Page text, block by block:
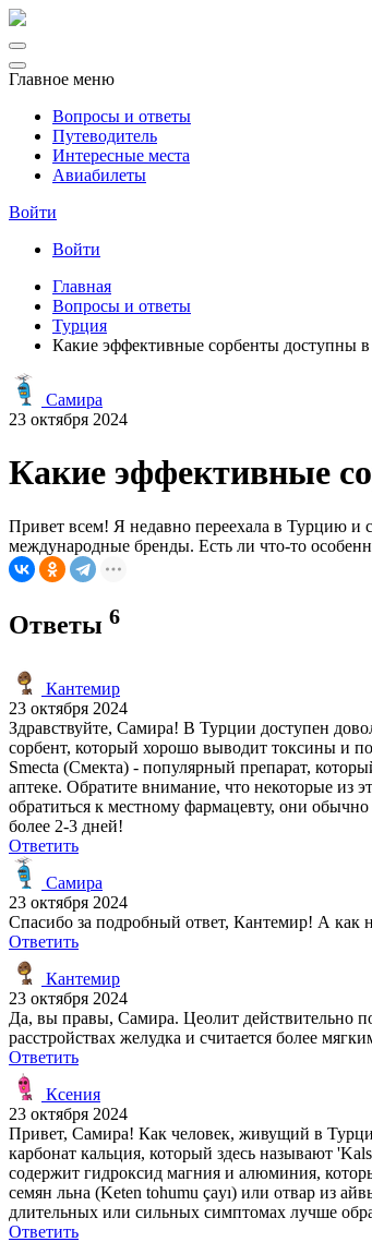
Главное меню
Вопросы и ответы
Путеводитель
Интересные места
Авиабилеты
Войти
Войти
Главная
Вопросы и ответы
Турция
Какие эффективные сорбенты доступны в
Самира
23 октября 2024
Какие эффективные
Привет всем! Я недавно переехала в Турцию и
международные бренды. Есть ли что-то
Ответы 6
Кантемир
23 октября 2024
Здравствуйте, Самира! В Турции доступен
сорбент, который хорошо выводит токсины и
Smecta (Смекта) - популярный препарат,
аптеке. Обратите внимание, что некоторые из
обратиться к местному фармацевту, они
более 2-3 дней!
Ответить
Самира
23 октября 2024
Спасибо за подробный ответ, Кантемир! А как
Ответить
Кантемир
23 октября 2024
Да, вы правы, Самира. Цеолит действительно
расстройствах желудка и считается более
Ответить
Ксения
23 октября 2024
Привет, Самира! Как человек, живущий в
карбонат кальция, который здесь называют
содержит гидроксид магния и алюминия,
семян льна (Keten tohumu çayı) или отвар из
длительных или сильных симптомах лучше
Ответить